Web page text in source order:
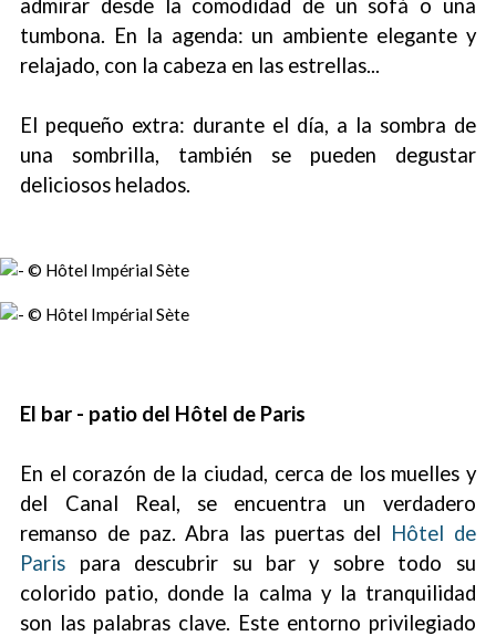
admirar desde la comodidad de un sofá o una
tumbona. En la agenda: un ambiente elegante y
relajado, con la cabeza en las estrellas...
El pequeño extra: durante el día, a la sombra de
una sombrilla, también se pueden degustar
deliciosos helados.
El bar - patio del Hôtel de Paris
En el corazón de la ciudad, cerca de los muelles y
del Canal Real, se encuentra un verdadero
remanso de paz. Abra las puertas del Hôtel de
Paris para descubrir su bar y sobre todo su
colorido patio, donde la calma y la tranquilidad
son las palabras clave. Este entorno privilegiado